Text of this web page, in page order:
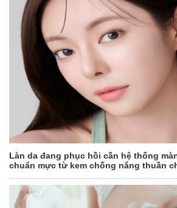
Làn da đang phục hồi cần hệ thống
chuẩn mực từ kem chống nắng thuần